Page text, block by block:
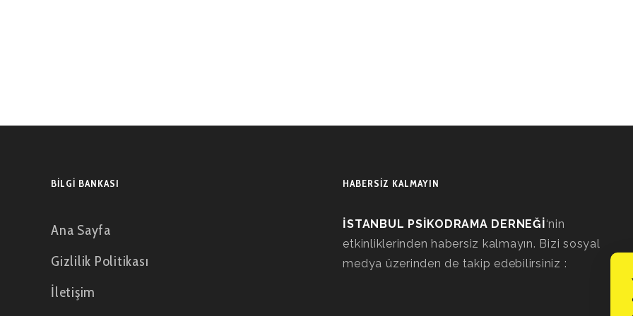
BILGI BANKASI
Ana Sayfa
Gizlilik Politikası
İletişim
HABERSİZ KALMAYIN
İSTANBUL PSİKODRAMA DERNEĞİ‘nin
etkinliklerinden habersiz kalmayın. Bizi sosyal
medya üzerinden de takip edebilirsiniz :